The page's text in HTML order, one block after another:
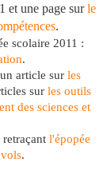
et une page surle
.
scolaire 2011 :
.
article sur les
sur les outils
des sciences et
l'épopée
.